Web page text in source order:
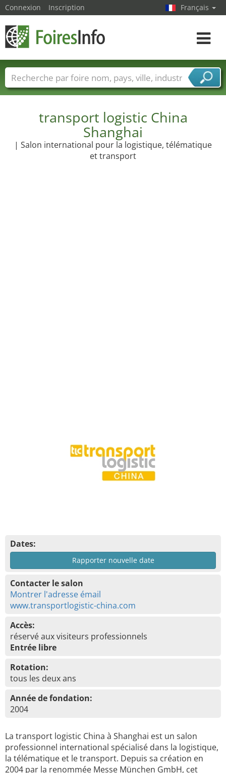
transport logistic China
Shanghai
| Salon international pour la logistique, télématique
et transport
Dates:
Rapporter nouvelle date
Contacter le salon
Montrer l'adresse émail
www.transportlogistic-china.com
Accès:
réservé aux visiteurs professionnels
Entrée libre
Rotation:
tous les deux ans
Année de fondation:
2004
La transport logistic China à Shanghai est un salon
professionnel international spécialisé dans la logistique,
la télématique et le transport. Depuis sa création en
2004 par la renommée Messe München GmbH, cet
Connexion Inscription Français
Toggle
Foire noms Pays Villes
Secteurs de foire